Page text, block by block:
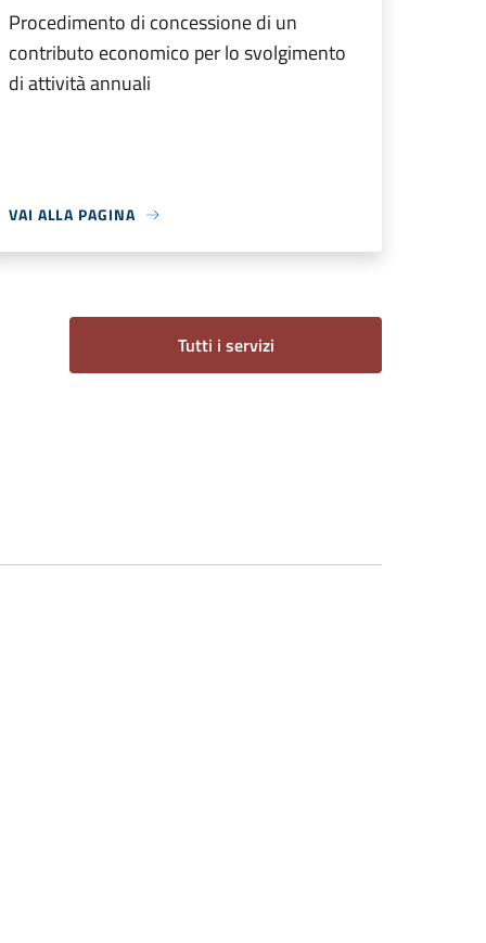
Procedimento di concessione di un
contributo economico per lo svolgimento
di attività annuali
VAI ALLA PAGINA
Tutti i servizi